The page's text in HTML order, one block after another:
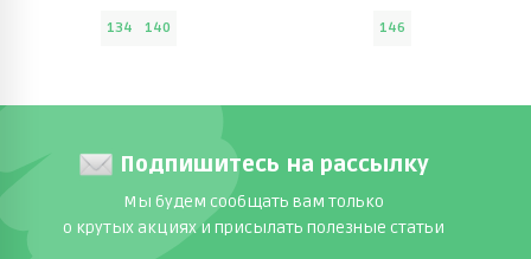
134 140 146
Подпишитесь на рассылку
Мы будем сообщать вам только
о крутых акциях и присылать полезные статьи